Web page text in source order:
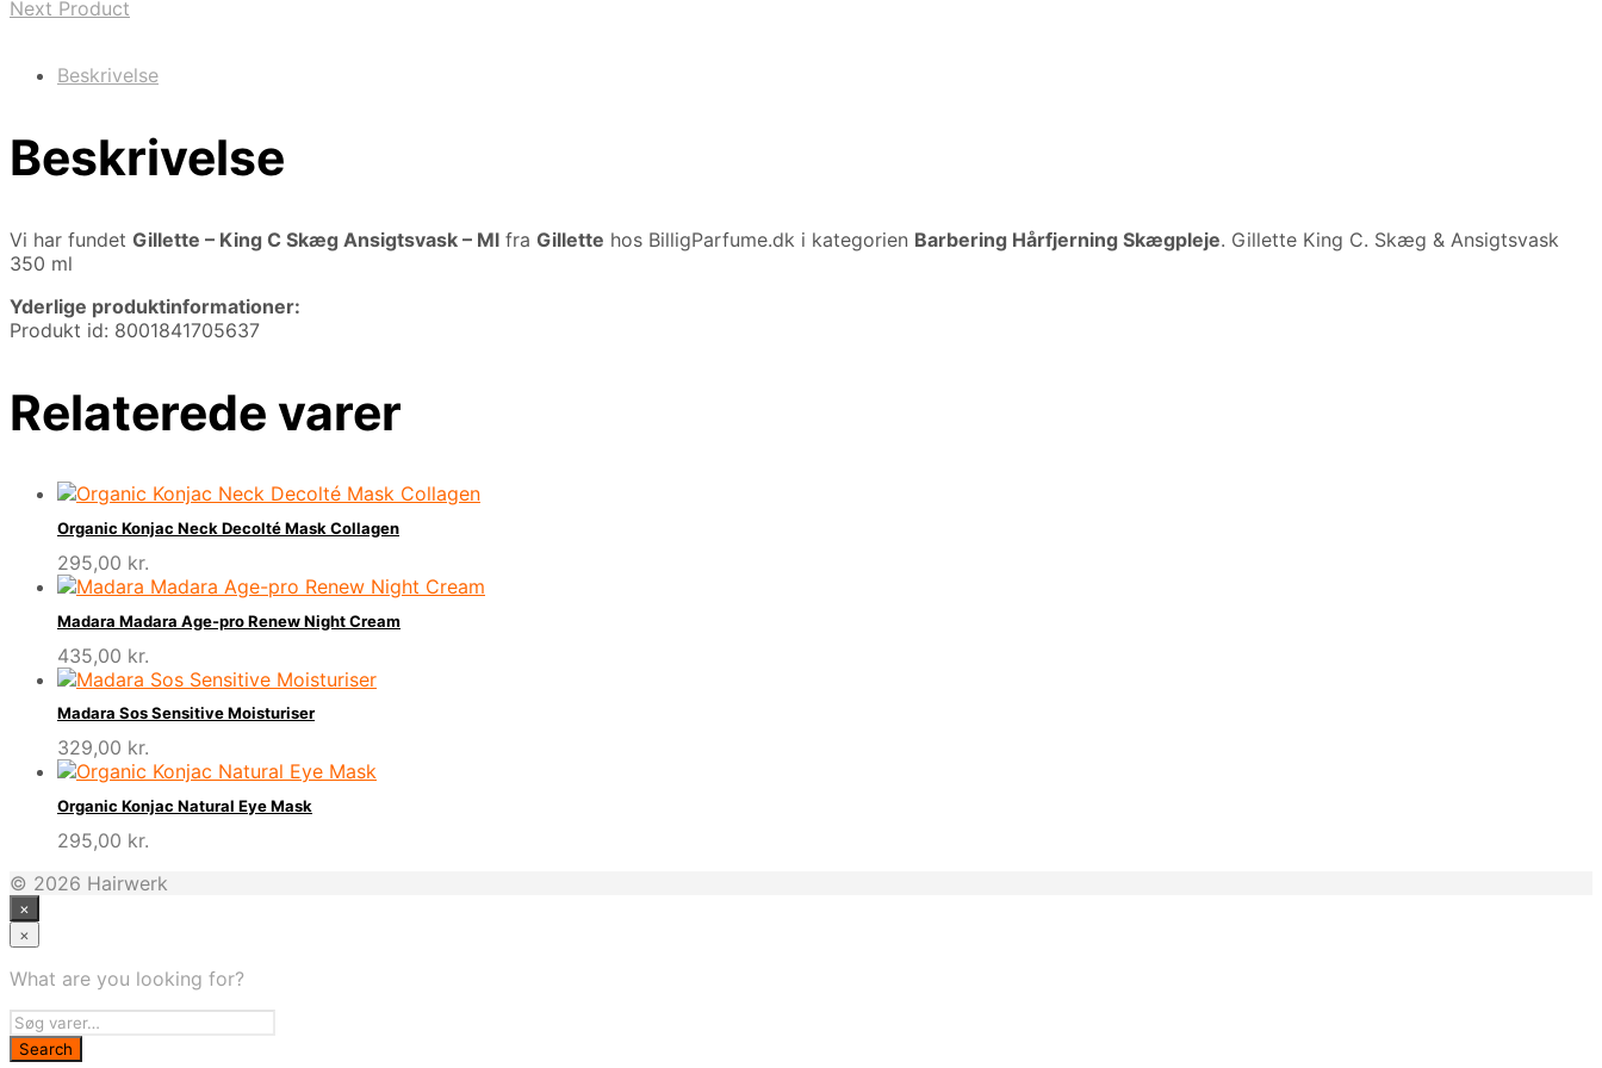
Next Product
Beskrivelse
Beskrivelse
Vi har fundet Gillette – King C Skæg Ansigtsvask – Ml fra Gillette hos BilligParfume.dk i kategorien Barbering Hårfjerning Skægpleje. Gillette King C. Skæg & Ansigtsvask
350 ml
Yderlige produktinformationer:
Produkt id: 8001841705637
Relaterede varer
Organic Konjac Neck Decolté Mask Collagen
295,00 kr.
Madara Madara Age-pro Renew Night Cream
435,00 kr.
Madara Sos Sensitive Moisturiser
329,00 kr.
Organic Konjac Natural Eye Mask
295,00 kr.
© 2026 Hairwerk
×
×
What are you looking for?